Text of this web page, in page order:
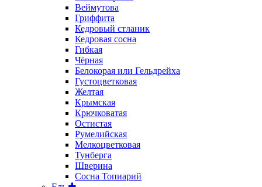
Веймутова
Гриффита
Кедровый стланик
Кедровая сосна
Гибкая
Чёрная
Белокорая или Гельдрейха
Густоцветковая
Желтая
Крымская
Крючковатая
Остистая
Румелийская
Мелкоцветковая
Тунберга
Шверина
Сосна Топиарий